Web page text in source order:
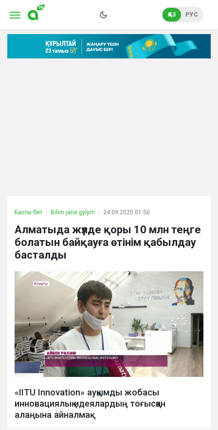
ҚАЗ РУС
Басты бет Bilim jane gylym 24.09.2020 01:50
Алматыда жүлде қоры 10 млн теңге
болатын байқауға өтінім қабылдау
басталды
«IITU Innovation» ауқымды жобасы
инновациялық идеялардың тоғысқан
алаңына айналмақ